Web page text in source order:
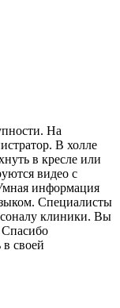
На
В холле
в кресле или
видео с
информация
Специалисты
клиники. Вы
Спасибо
в своей